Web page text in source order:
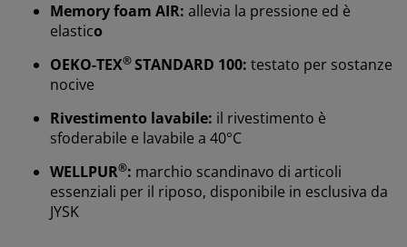
Memory foam AIR: allevia la pressione ed è
elastico
OEKO-TEX®STANDARD 100: testato per sostanze
nocive
Rivestimento lavabile: il rivestimento è
sfoderabile e lavabile a 40°C
WELLPUR®: marchio scandinavo di articoli
essenziali per il riposo, disponibile in esclusiva da
JYSK
Quando accetti i cookie di marketing, condivideremo i
tuoi dati di navigazione con i nostri partner di
marketing (ad esempio Google, Meta e TikTok) per
pubblicità personalizzate e statiche. Puoi leggere
ulteriori informazioni sugli scopi nella sezione
“Modifica” e scegliere di revocare il tuo consenso
cliccando sull'icona dei cookie. Cliccando su “Accetta
sulla nostraraccolta e trattamento dei dati personali
e sulla nostra politica suicookie.